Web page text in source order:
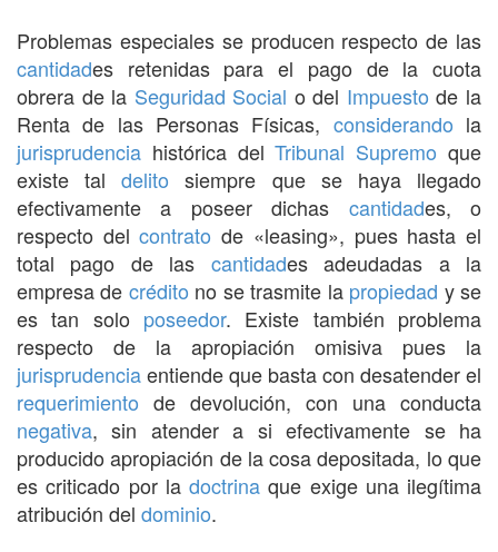
Problemas especiales se producen respecto de las
cantidades retenidas para el pago de la cuota
obrera de la Seguridad Social o del Impuesto de la
Renta de las Personas Físicas, considerando la
jurisprudencia histórica delTribunal Supremo que
existe taldelito siempre que se haya llegado
efectivamente a poseer dichas cantidades, o
respecto delcontrato de «leasing», pues hasta el
total pago de las cantidades adeudadas a la
empresa de crédito no se trasmite la propiedad y se
es tan solo poseedor. Existe también problema
respecto de la apropiación omisiva pues la
jurisprudenciaentiende que basta con desatender el
requerimiento de devolución, con una conducta
negativa, sin atender a si efectivamente se ha
producido apropiación de la cosa depositada, lo que
es criticado por la doctrina que exige una ilegítima
atribución del dominio.